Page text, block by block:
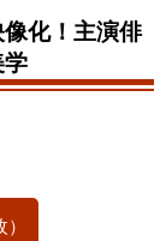
化！主演俳
学